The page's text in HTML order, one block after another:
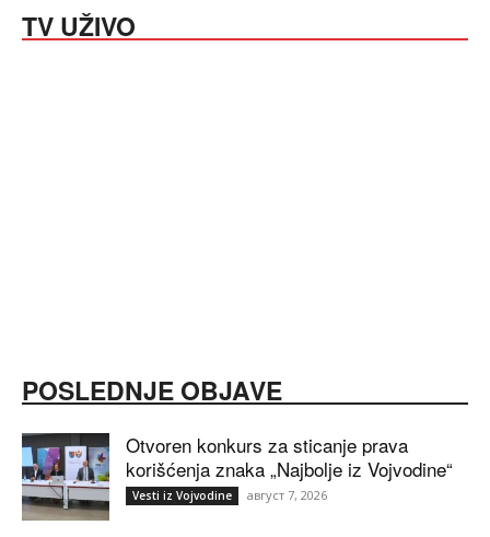
TV UŽIVO
POSLEDNJE OBJAVE
Otvoren konkurs za sticanje prava
korišćenja znaka „Najbolje iz Vojvodine“
Vesti iz Vojvodine август 7, 2026